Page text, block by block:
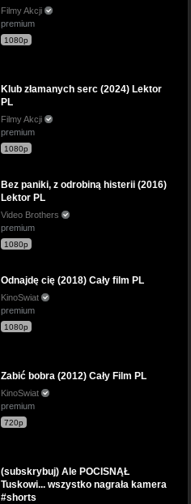
Filmy Akcji
premium
1080p
Klub złamanych serc (2024) Lektor
PL
Filmy Akcji
premium
1080p
Bez paniki, z odrobiną histerii (2016)
Lektor PL
Video Brothers
premium
1080p
Odnajdę cię (2018) Cały film PL
KinoSwiat
premium
1080p
Zabić bobra (2012) Cały Film PL
KinoSwiat
premium
720p
(subskrybuj) Ale POCISNĄŁ
Tuskowi... wszystko nagrała kamera
#shorts